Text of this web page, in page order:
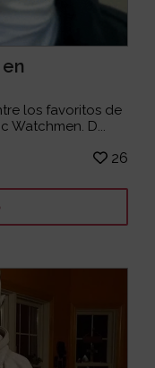
los favoritos de
Watchmen. D...
26